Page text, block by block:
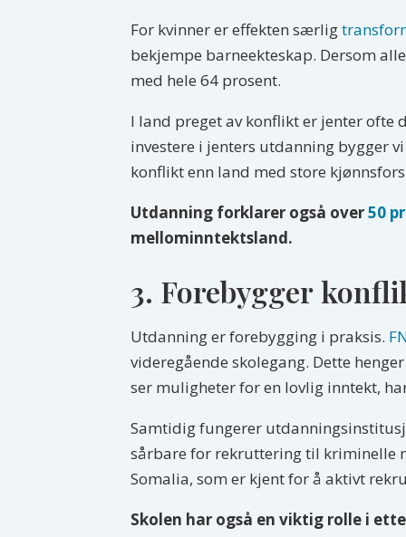
For kvinner er effekten særlig
bekjempe barneekteskap. Dersom
med hele 64 prosent.
I land preget av konflikt er jenter ofte
investere i jenters utdanning bygger
konflikt enn land med store
Utdanning forklarer også over50
mellominntektsland.
3. Forebygger
Utdanning er forebygging i praksis.
videregående skolegang. Dette
ser muligheter for en lovlig inntekt,
Samtidig fungerer
sårbare for rekruttering til kriminelle
Somalia, som er kjent for å aktivt
Skolen har også en viktig rolle i